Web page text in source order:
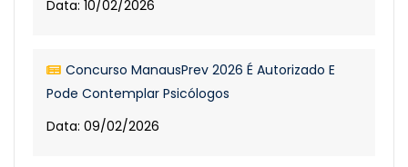
Data: 10/02/2026
Concurso ManausPrev 2026 É Autorizado E
Pode Contemplar Psicólogos
Data: 09/02/2026